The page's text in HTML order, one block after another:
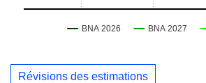
Révisions des estimations